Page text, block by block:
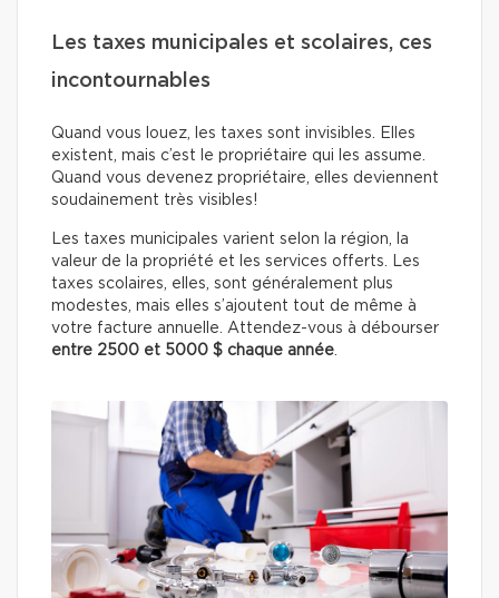
Les taxes municipales et scolaires, ces
incontournables
Quand vous louez, les taxes sont invisibles. Elles
existent, mais c’est le propriétaire qui les assume.
Quand vous devenez propriétaire, elles deviennent
soudainement très visibles!
Les taxes municipales varient selon la région, la
valeur de la propriété et les services offerts. Les
taxes scolaires, elles, sont généralement plus
modestes, mais elles s’ajoutent tout de même à
votre facture annuelle. Attendez-vous à débourser
entre 2500 et 5000 $ chaque année